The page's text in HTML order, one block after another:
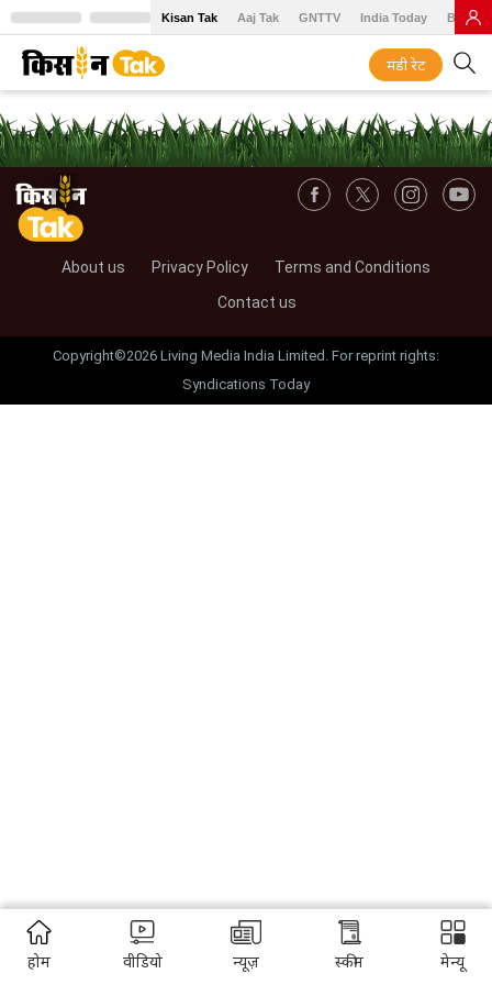
Kisan Tak Aaj Tak GNTTV India Today BT
मंडी रेट
About us Privacy Policy
Terms and Conditions
Contact us
Copyright©2026 Living Media India Limited. For reprint rights:
Syndications Today
होम वीडियो न्यूज़ स्कीम मेन्यू